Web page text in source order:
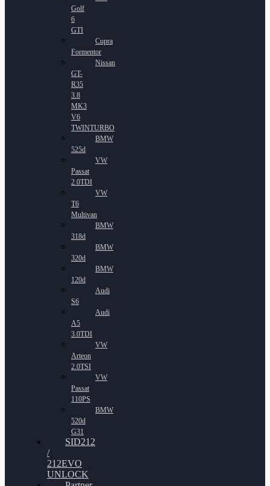
Golf
6
GTI
Cupra
Formentor
Nissan
GT-
R35
3.8
MK3
V6
TWINTURBO
BMW
525d
VW
Passat
2.0TDI
VW
T6
Multivan
BMW
318d
BMW
320d
BMW
120d
Audi
S6
Audi
A5
3.0TDI
VW
Arteon
2.0TSI
VW
Passat
110PS
BMW
520d
G31
SID212
/
212EVO
UNLOCK